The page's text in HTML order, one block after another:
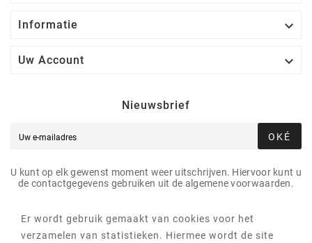
Informatie 
Uw Account 
Nieuwsbrief
OKÉ
U kunt op elk gewenst moment weer uitschrijven. Hiervoor kunt u
de contactgegevens gebruiken uit de algemene voorwaarden.
Er wordt gebruik gemaakt van cookies voor het
verzamelen van statistieken. Hiermee wordt de site